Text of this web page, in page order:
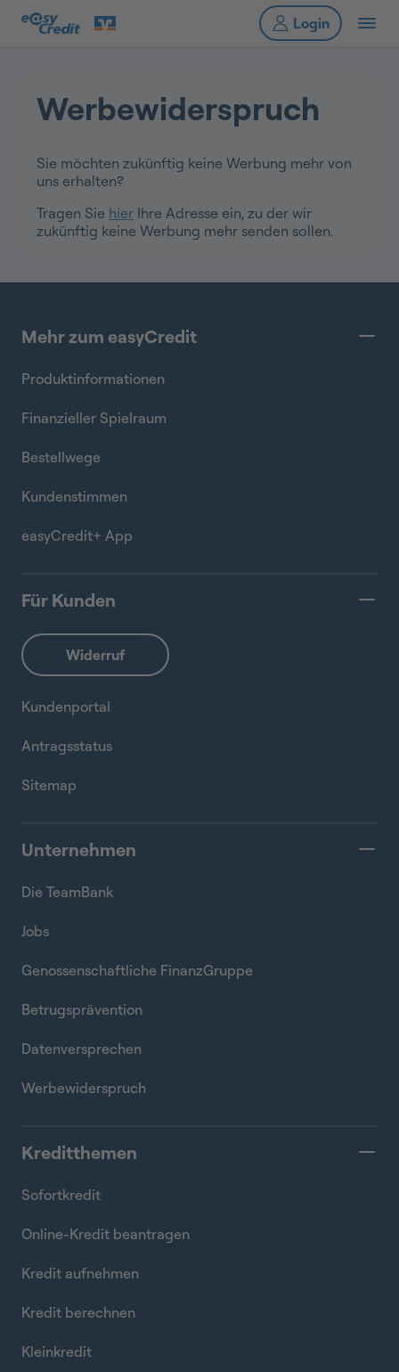
Werbewiderspruch
Sie möchten zukünftig keine Werbung mehr von
uns erhalten?
Tragen Sie hier Ihre Adresse ein, zu der wir
zukünftig keine Werbung mehr senden sollen.
Mehr zum easyCredit
Produktinformationen
Finanzieller Spielraum
Bestellwege
Kundenstimmen
easyCredit+ App
Für Kunden
Kundenportal
Antragsstatus
Sitemap
Unternehmen
Die TeamBank
Jobs
Genossenschaftliche FinanzGruppe
Betrugsprävention
Datenversprechen
Werbewiderspruch
Kreditthemen
Sofortkredit
Online-Kredit beantragen
Kredit aufnehmen
Kredit berechnen
Kleinkredit